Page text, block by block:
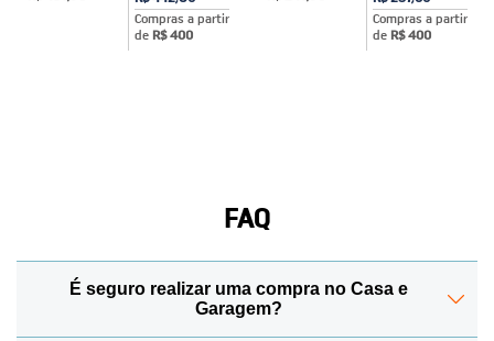
Compras a partir
de R$ 400
Compras a partir
de R$ 400
FAQ
É seguro realizar uma compra no Casa e
Garagem?